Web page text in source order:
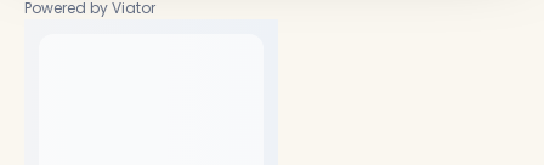
Powered by Viator